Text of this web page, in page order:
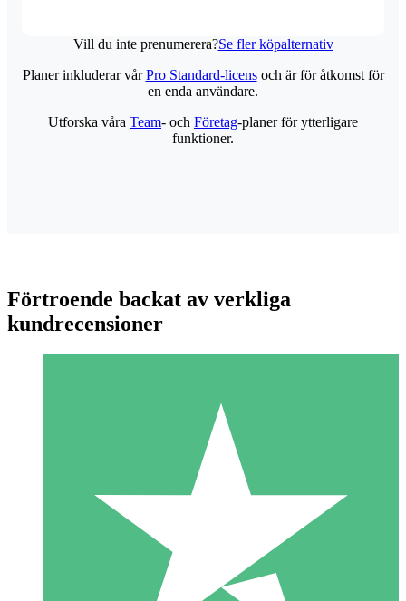
Vill du inte prenumerera?Se fler köpalternativ
Individuella Kreditpaket
Betala per användning med nedladdningskrediter. Inget
1 Nedladdningar
10 00
Planer inkluderar vårPro Standard-licensoch är för åtkomst för
en enda användare.
Utforska våra Team- och Företag-planer för ytterligare
funktioner.
Förtroende backat av verkliga
kundrecensioner